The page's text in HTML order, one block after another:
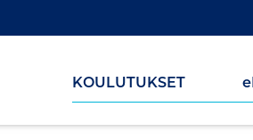
KOULUTUKSET e